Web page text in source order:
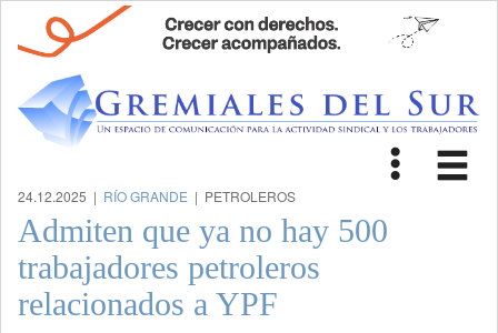
Toggle
24.12.2025 | RÍO GRANDE | PETROLEROS
Admiten que ya no hay 500
trabajadores petroleros
relacionados a YPF